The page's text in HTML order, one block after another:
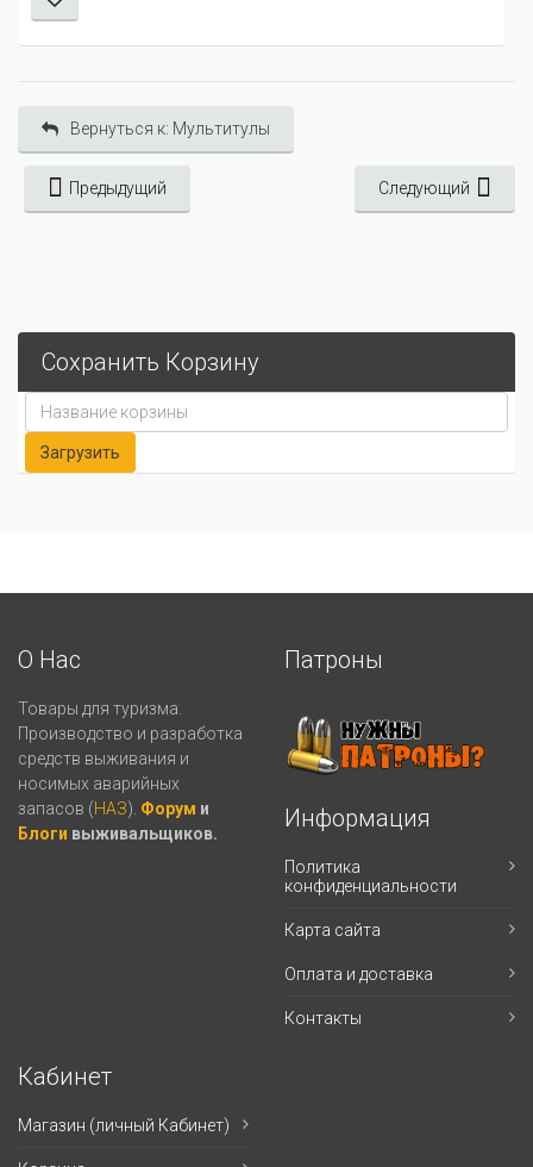
Вернуться к: Мультитулы
Предыдущий Следующий
Сохранить Корзину
О Нас
Товары для туризма.
Производство и разработка
средств выживания и
носимых аварийных
запасов (НАЗ). Форум и
Блоги выживальщиков.
Патроны
Информация
Политика
конфиденциальности
Карта сайта
Оплата и доставка
Контакты
Кабинет
Магазин (личный Кабинет)